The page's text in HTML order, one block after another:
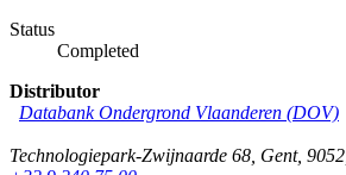
Status
Completed
Distributor
Databank Ondergrond Vlaanderen (DOV)
Technologiepark-Zwijnaarde 68 Gent, 9052